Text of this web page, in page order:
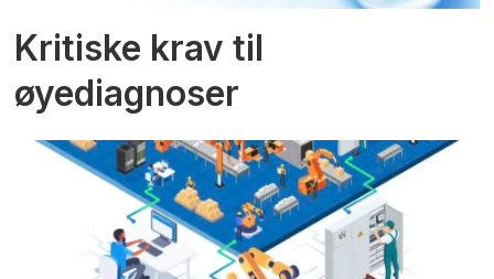
Kritiske krav til
øyediagnoser